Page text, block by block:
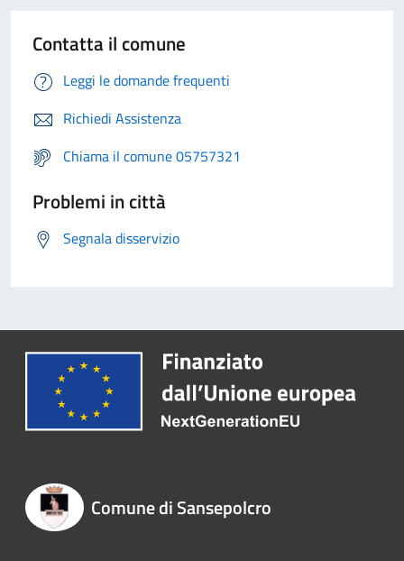
Contatta il comune
Leggi le domande frequenti
Richiedi Assistenza
Chiama il comune 05757321
Problemi in città
Segnala disservizio
Comune di Sansepolcro